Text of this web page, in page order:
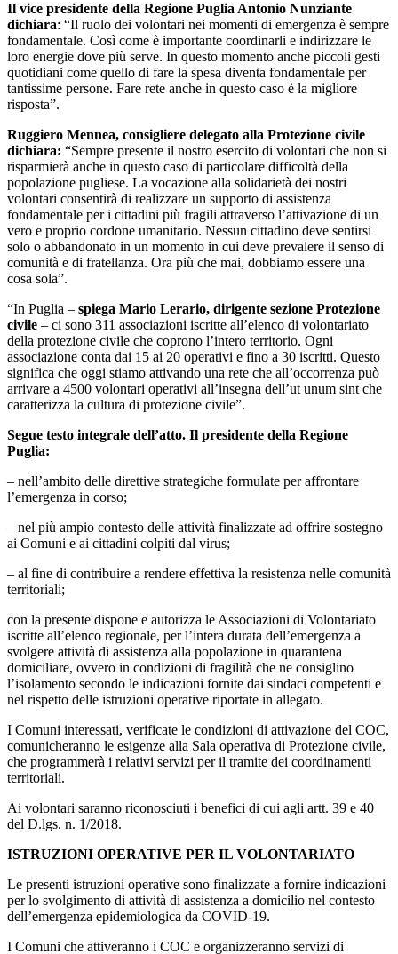
Il vice presidente della Regione Puglia Antonio Nunziante
dichiara: “Il ruolo dei volontari nei momenti di emergenza è sempre
fondamentale. Così come è importante coordinarli e indirizzare le
loro energie dove più serve. In questo momento anche piccoli gesti
quotidiani come quello di fare la spesa diventa fondamentale per
tantissime persone. Fare rete anche in questo caso è la migliore
risposta”.
Ruggiero Mennea, consigliere delegato alla Protezione civile
dichiara: “Sempre presente il nostro esercito di volontari che non si
risparmierà anche in questo caso di particolare difficoltà della
popolazione pugliese. La vocazione alla solidarietà dei nostri
volontari consentirà di realizzare un supporto di assistenza
fondamentale per i cittadini più fragili attraverso l’attivazione di un
vero e proprio cordone umanitario. Nessun cittadino deve sentirsi
solo o abbandonato in un momento in cui deve prevalere il senso di
comunità e di fratellanza. Ora più che mai, dobbiamo essere una
cosa sola”.
“In Puglia – spiega Mario Lerario, dirigente sezione Protezione
civile – ci sono 311 associazioni iscritte all’elenco di volontariato
della protezione civile che coprono l’intero territorio. Ogni
associazione conta dai 15 ai 20 operativi e fino a 30 iscritti. Questo
significa che oggi stiamo attivando una rete che all’occorrenza può
arrivare a 4500 volontari operativi all’insegna dell’ut unum sint che
caratterizza la cultura di protezione civile”.
Segue testo integrale dell’atto. Il presidente della Regione
Puglia:
– nell’ambito delle direttive strategiche formulate per affrontare
l’emergenza in corso;
– nel più ampio contesto delle attività finalizzate ad offrire sostegno
ai Comuni e ai cittadini colpiti dal virus;
– al fine di contribuire a rendere effettiva la resistenza nelle comunità
territoriali;
con la presente dispone e autorizza le Associazioni di Volontariato
iscritte all’elenco regionale, per l’intera durata dell’emergenza a
svolgere attività di assistenza alla popolazione in quarantena
domiciliare, ovvero in condizioni di fragilità che ne consiglino
l’isolamento secondo le indicazioni fornite dai sindaci competenti e
nel rispetto delle istruzioni operative riportate in allegato.
I Comuni interessati, verificate le condizioni di attivazione del COC,
comunicheranno le esigenze alla Sala operativa di Protezione civile,
che programmerà i relativi servizi per il tramite dei coordinamenti
territoriali.
Ai volontari saranno riconosciuti i benefici di cui agli artt. 39 e 40
del D.lgs. n. 1/2018.
ISTRUZIONI OPERATIVE PER IL VOLONTARIATO
Le presenti istruzioni operative sono finalizzate a fornire indicazioni
per lo svolgimento di attività di assistenza a domicilio nel contesto
dell’emergenza epidemiologica da COVID-19.
I Comuni che attiveranno i COC e organizzeranno servizi di